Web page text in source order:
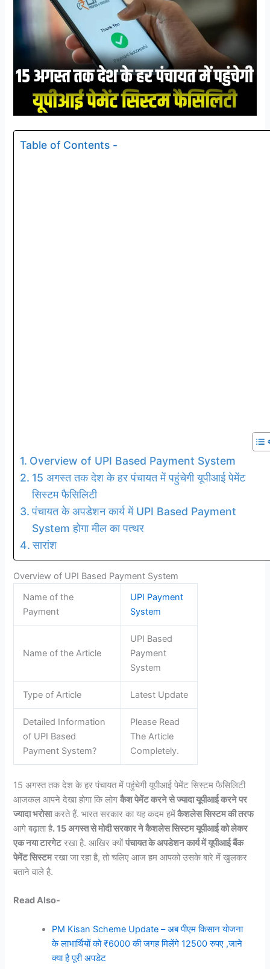
Table of Contents -
Overview of UPI Based Payment System
15 अगस्त तक देश के हर पंचायत में पहुंचेगी यूपीआई पेमेंट
सिस्टम फैसिलिटी
पंचायत के अपडेशन कार्य में UPI Based Payment
System होगा मील का पत्थर
सारांश
Overview of UPI Based Payment System
Name of the
Payment
UPI Payment
System
Name of the Article
UPI Based
Payment
System
Type of Article Latest Update
Detailed Information
of UPI Based
Payment System?
Please Read
The Article
Completely.
15 अगस्त तक देश के हर पंचायत में पहुंचेगी यूपीआई पेमेंट सिस्टम फैसिलिटी
आजकल आपने देखा होगा कि लोगकैश पेमेंट करने से ज्यादा यूपीआई करने पर
ज्यादा भरोसाकरते हैं. भारत सरकार का यह कदम हमेंकैशलेस सिस्टम की तरफ
आगे बढ़ाता है. 15 अगस्त से मोदी सरकार ने कैशलेस सिस्टम यूपीआई को लेकर
एक नया टारगेटरखा है. आखिर क्योंपंचायत के अपडेशन कार्य में यूपीआई बैंक
पेमेंट सिस्टमरखा जा रहा है, तो चलिए आज हम आपको उसके बारे में खुलकर
बताने वाले है.
Read Also-
PM Kisan Scheme Update – अब पीएम किसान योजना
के लाभार्थियों को ₹6000 की जगह मिलेंगे 12500 रुपए ,जाने
क्या है पूरी अपडेट